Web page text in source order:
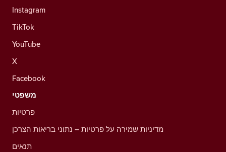
Instagram
TikTok
YouTube
X
Facebook
משפטי
פרטיות
מדיניות שמירה על פרטיות – נתוני בריאות הצרכן
תנאים